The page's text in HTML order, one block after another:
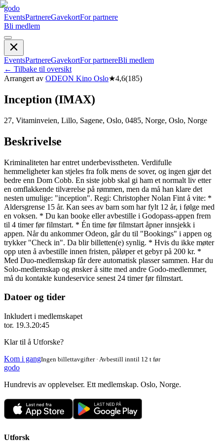
godo
EventsPartnereGavekortFor partnere
Bli medlem
EventsPartnereGavekortFor partnereBli medlem
← Tilbake til oversikt
Arrangert av ODEON Kino Oslo★4,6(185)
Inception (IMAX)
27, Vitaminveien, Lillo, Sagene, Oslo, 0485, Norge, Oslo, Norge
Beskrivelse
Kriminaliteten har entret underbevisstheten. Verdifulle
hemmeligheter kan stjeles fra folk mens de sover, og ingen gjør det
bedre enn Dom Cobb. En siste jobb skal gi ham et normalt liv etter
en omflakkende tilværelse på rømmen, men da må han klare det
nesten umulige: "inception". Regi: Christopher Nolan Fint å vite: *
Aldersgrense 15 år. Kan sees av barn som har fylt 12 år, i følge med
en voksen. * Du kan booke eller avbestille i Godopass-appen frem
til 4 timer før filmstart. * Én time før filmstart åpner innsjekk i
appen. Når du ankommer Odeon, går du til "Bookings" i appen og
trykker "Check in". Da blir billetten(e) synlig. * Hvis du ikke møter
opp uten å avbestille innen fristen, påløper et gebyr på 200 kr. *
Med Duo-medlemskap får dere automatisk plasser sammen. Har du
Solo-medlemskap og ønsker å sitte med andre Godo-medlemmer,
må du kontakte kundeservice senest 24 timer før filmstart.
Datoer og tider
Inkludert i medlemskapet
tor. 19.3.20:45
Klar til å Utforske?
Kom i gangIngen billettavgifter · Avbestill inntil 12 t før
godo
Hundrevis av opplevelser. Ett medlemskap. Oslo, Norge.
Utforsk